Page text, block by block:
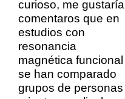
curioso, me gustaría
comentaros que en
estudios con
resonancia
magnética funcional
se han comparado
grupos de personas